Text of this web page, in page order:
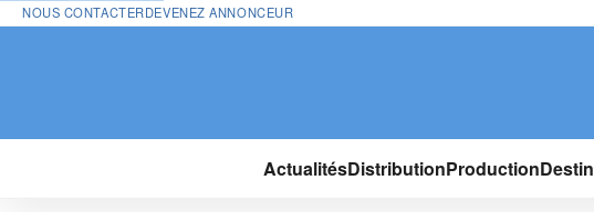
NOUS CONTACTERDEVENEZ ANNONCEUR
ActualitésDistributionProduction